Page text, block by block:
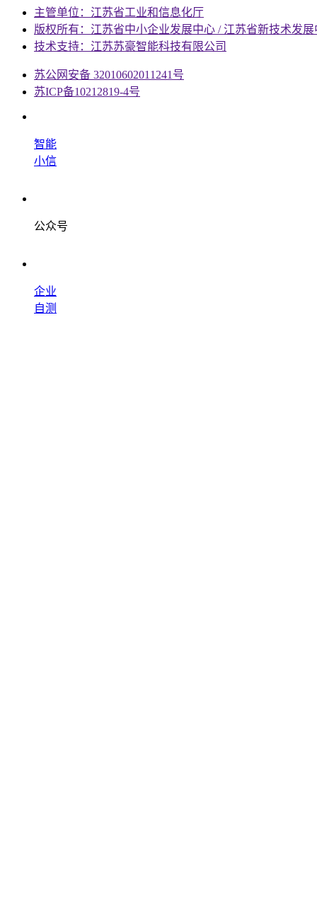
主管单位：江苏省工业和信息化厅
版权所有：江苏省中小企业发展中心 / 江苏省新技术发展
技术支持：江苏苏豪智能科技有限公司
苏公网安备 32010602011241号
苏ICP备10212819-4号
智能
小信
公众号
企业
自测